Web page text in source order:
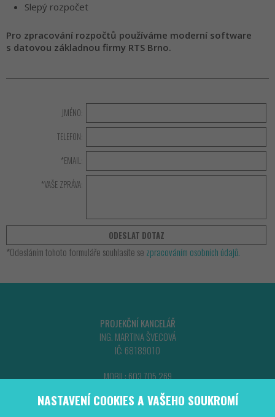
Slepý rozpočet
Pro zpracování rozpočtů používáme moderní software
s datovou základnou firmy RTS Brno.
JMÉNO:
TELEFON:
*EMAIL:
*VAŠE ZPRÁVA:
*Odeslání­m tohoto formuláře souhlasí­te se zpracování­m osobní­ch údajů.
PROJEKČNÍ KANCELÁŘ
ING. MARTINA ŠVECOVÁ
IČ: 68189010
MOBIL: 603 705 269
TEL: 554 620 019
PROJEKTY.SVECOVA@GMAIL.COM
NASTAVENÍ COOKIES A VAŠEHO SOUKROMÍ